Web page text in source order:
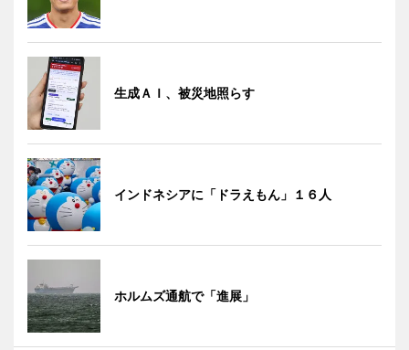
生成ＡＩ、被災地照らす
インドネシアに「ドラえもん」１６人
ホルムズ通航で「進展」